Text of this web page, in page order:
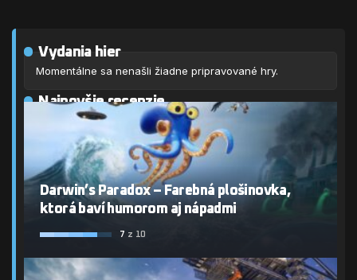
Vydania hier
Momentálne sa nenašli žiadne pripravované hry.
Najnovšie recenzie
Darwin’s Paradox – Farebná plošinovka,
ktorá baví humorom aj nápadmi
7 z 10